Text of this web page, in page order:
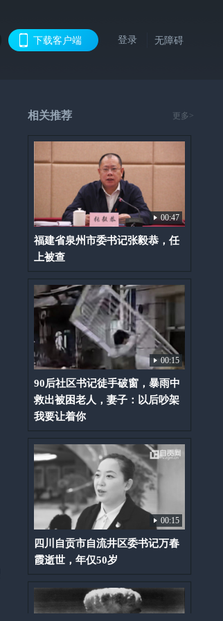
下载客户端 登录 无障碍
相关推荐 更多>
00:47
福建省泉州市委书记张毅恭，任
上被查
00:15
90后社区书记徒手破窗，暴雨中
救出被困老人，妻子：以后吵架
我要让着你
00:15
四川自贡市自流井区委书记万春
霞逝世，年仅50岁